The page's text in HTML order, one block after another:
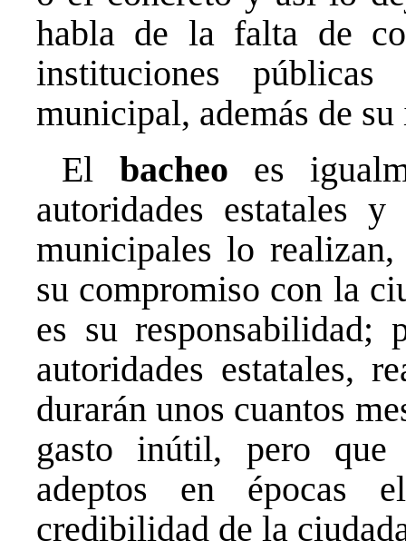
habla de la falta de
instituciones
municipal, además de
El bacheo es
autoridades estatales
municipales lo
su compromiso con la
es su responsabilidad;
autoridades estatales,
durarán unos cuantos
gasto inútil, pero
adeptos en épocas
credibilidad de la